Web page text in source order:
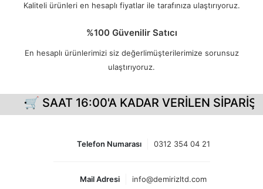
Kaliteli ürünleri en hesaplı fiyatlar ile tarafınıza ulaştırıyoruz.
%100 Güvenilir Satıcı
En hesaplı ürünlerimizi siz değerlimüşterilerimize sorunsuz
ulaştırıyoruz.
🛒 SAAT 16:00'A KADAR VERİLEN
Telefon Numarası 0312 354 04 21
Mail Adresi info@demirizltd.com